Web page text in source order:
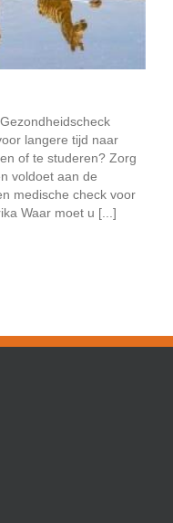
langere tijd naar
of te studeren? Zorg
voldoet aan de
medische check voor
Waar moet u [...]